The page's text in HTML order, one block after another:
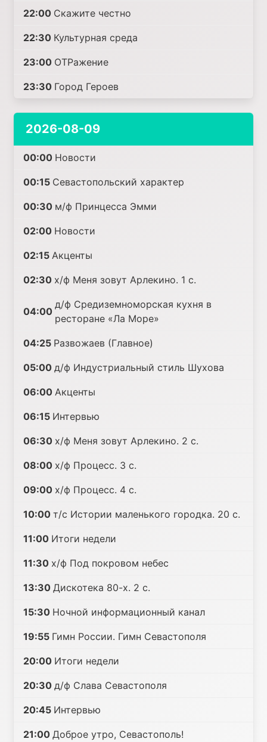
22:00 Скажите честно
22:30 Культурная среда
23:00 ОТРажение
23:30 Город Героев
2026-08-09
00:00 Новости
00:15 Севастопольский характер
00:30 м/ф Принцесса Эмми
02:00 Новости
02:15 Акценты
02:30 х/ф Меня зовут Арлекино. 1 с.
04:00
д/ф Средиземноморская кухня в
ресторане «Ла Море»
04:25 Развожаев (Главное)
05:00 д/ф Индустриальный стиль Шухова
06:00 Акценты
06:15 Интервью
06:30 х/ф Меня зовут Арлекино. 2 с.
08:00 х/ф Процесс. 3 с.
09:00 х/ф Процесс. 4 с.
10:00 т/с Истории маленького городка. 20 с.
11:00 Итоги недели
11:30 х/ф Под покровом небес
13:30 Дискотека 80-х. 2 с.
15:30 Ночной информационный канал
19:55 Гимн России. Гимн Севастополя
20:00 Итоги недели
20:30 д/ф Слава Севастополя
20:45 Интервью
21:00 Доброе утро, Севастополь!